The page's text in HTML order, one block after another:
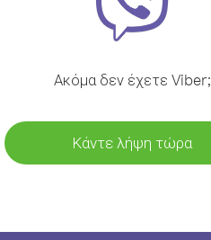
Ακόμα δεν έχετε Viber;
Κάντε λήψη τώρα